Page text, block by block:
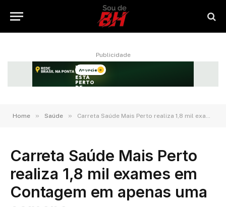
Publicidade
Home » Saúde » Carreta Saúde Mais Perto realiza 1,8 mil exames em Contagem em apenas uma semana
Carreta Saúde Mais Perto
realiza 1,8 mil exames em
Contagem em apenas uma